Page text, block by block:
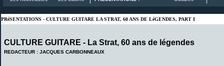
PRéSENTATIONS - CULTURE GUITARE LA STRAT, 60 ANS DE LéGENDES, PART I
CULTURE GUITARE - La Strat, 60 ans de légendes
REDACTEUR : JACQUES CARBONNEAUX